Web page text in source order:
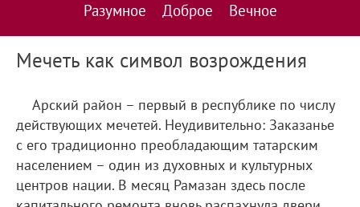
Разумное Доброе Вечное
Мечеть как символ возрождения
Арский район – первый в республике по числу
действующих мечетей. Неудивительно: Заказанье
с его традиционно преобладающим татарским
населением – один из духовных и культурных
центров нации. В месяц Рамазан здесь после